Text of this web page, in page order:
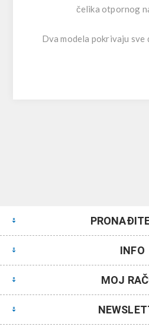
čelika otpornog
Dva modela pokrivaju sve
INFO
MOJ